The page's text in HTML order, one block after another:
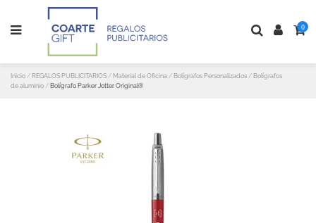
0
Inicio REGALOS PUBLICITARIOS Material de Oficina Bolígrafos Personalizados
Bolígrafos
de aluminio
Bolígrafo Parker Jotter Original®